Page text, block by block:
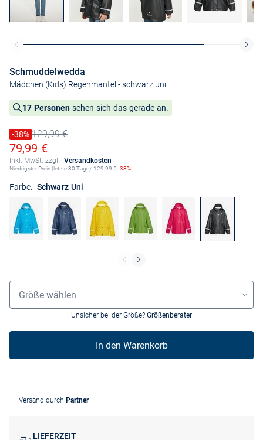
Schmuddelwedda
Mädchen (Kids) Regenmantel - schwarz uni
17 Personen sehen sich das gerade an.
Preis reduziert um
-38%
Alter Preis129,99 €
Ermäßigter Preis
79,99 €
Inkl. MwSt. zzgl. Versandkosten
Niedrigster Preis (letzte 30 Tage):129,99€ -38%
Farbe: Schwarz Uni
Größenauswahl
Größe wählen
Unsicher bei der Größe? Größenberater
In den Warenkorb
Versand durch Partner
LIEFERZEIT